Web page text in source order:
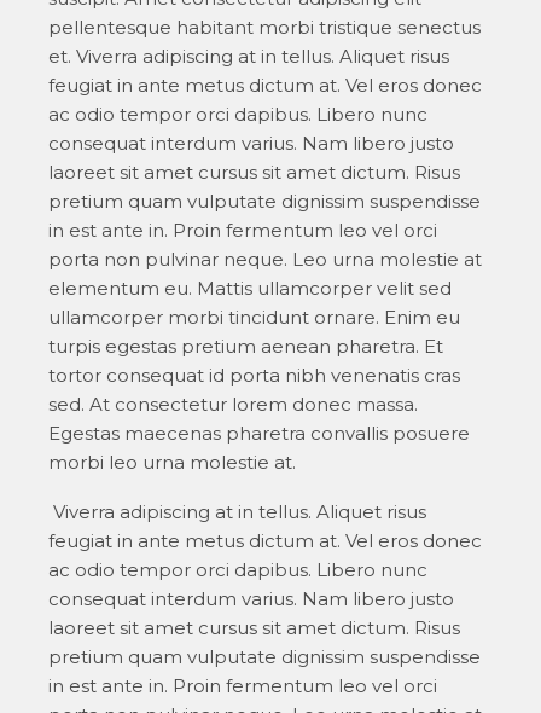
pellentesque habitant morbi tristique senectus
et. Viverra adipiscing at in tellus. Aliquet risus
feugiat in ante metus dictum at. Vel eros donec
ac odio tempor orci dapibus. Libero nunc
consequat interdum varius. Nam libero justo
laoreet sit amet cursus sit amet dictum. Risus
pretium quam vulputate dignissim suspendisse
in est ante in. Proin fermentum leo vel orci
porta non pulvinar neque. Leo urna molestie at
elementum eu. Mattis ullamcorper velit sed
ullamcorper morbi tincidunt ornare. Enim eu
turpis egestas pretium aenean pharetra. Et
tortor consequat id porta nibh venenatis cras
sed. At consectetur lorem donec massa.
Egestas maecenas pharetra convallis posuere
morbi leo urna molestie at.
Viverra adipiscing at in tellus. Aliquet risus
feugiat in ante metus dictum at. Vel eros donec
ac odio tempor orci dapibus. Libero nunc
consequat interdum varius. Nam libero justo
laoreet sit amet cursus sit amet dictum. Risus
pretium quam vulputate dignissim suspendisse
in est ante in. Proin fermentum leo vel orci